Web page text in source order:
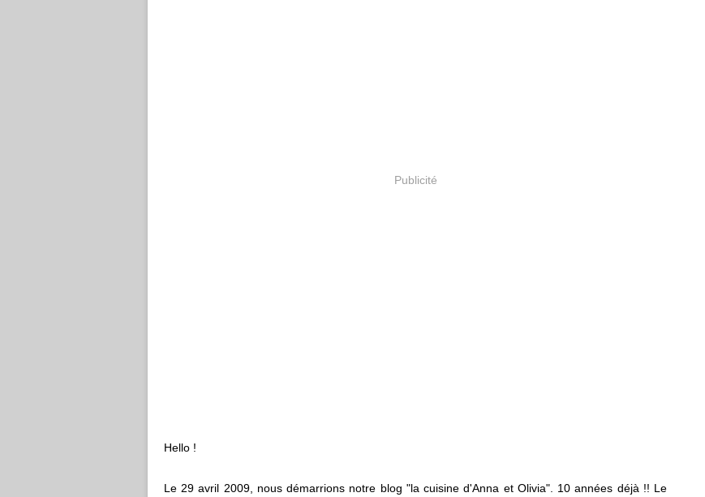
Publicité
Hello !
Le 29 avril 2009, nous démarrions notre blog "la cuisine d'Anna et Olivia". 10 années déjà !! Le